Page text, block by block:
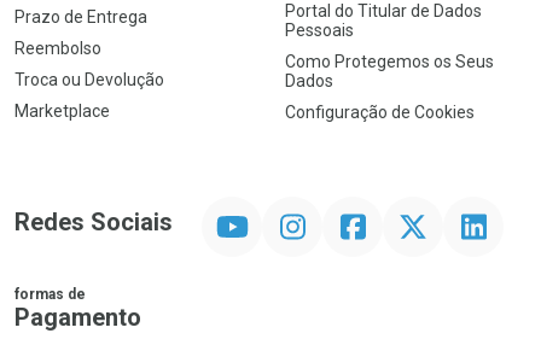
Prazo de Entrega
Reembolso
Troca ou Devolução
Marketplace
Portal do Titular de Dados
Pessoais
Como Protegemos os Seus
Dados
Configuração de Cookies
Redes Sociais InstagramFacebookTwitter Linkedin
formas de
Pagamento